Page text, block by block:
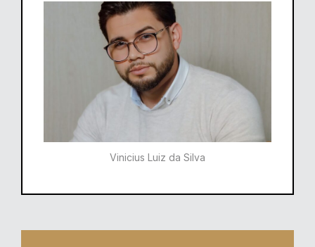
Vinicius Luiz da Silva